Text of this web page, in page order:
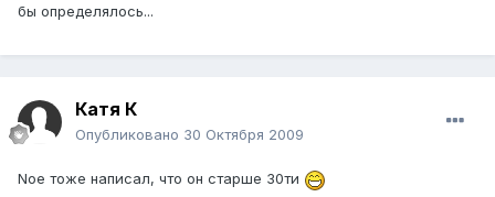
бы определялось...
Катя К
Опубликовано 30 Октября 2009
Noe тоже написал, что он старше 30ти